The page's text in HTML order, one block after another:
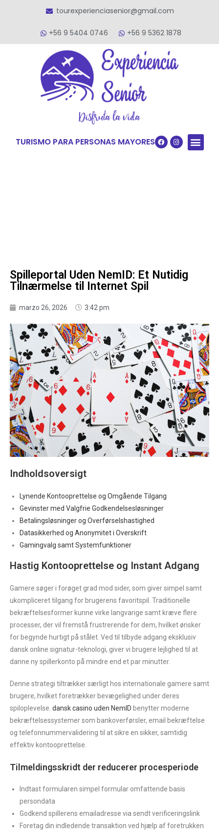
tourexperienciasenior@gmail.com
+56 9 5404 0746 +56 9 5362 1878
TURISMO PARA PERSONAS MAYORES
Spilleportal Uden NemID: Et Nutidig
Tilnærmelse til Internet Spil
marzo 26, 2026 3:42 pm
Indholdsoversigt
Lynende Kontooprettelse og Omgående Tilgang
Gevinster med Valgfrie Godkendelsesløsninger
Betalingsløsninger og Overførselshastighed
Datasikkerhed og Anonymitet i Overskrift
Gamingvalg samt Systemfunktioner
Hastig Kontooprettelse og Instant Adgang
Gamere søger i forøget grad mod sider, som giver simpel samt
ukompliceret tilgang for brugerens favoritspil. Traditionelle
bekræftelsesformer kunne virke langvarige samt kræve flere
processer, der vil fremstå frustrerende for dem, hvilket ønsker
for begynde hurtigt på stålet. Ved til tilbyde adgang eksklusiv
dansk online signatur-teknologi, giver vi brugere lejlighed til at
danne ny spillerkonto på mindre end et par minutter.
Denne strategi tiltrækker særligt hos internationale gamere samt
brugere, hvilket foretrækker bevægelighed under deres
spiloplevelse. dansk casino uden NemID benytter moderne
bekræftelsessystemer som bankoverførsler, email bekræftelse
og telefonnummervalidering til at sikre en sikker, samtidig
effektiv kontooprettelse.
Tilmeldingsskridt der reducerer procesperiode
Indtast formularen simpel formular omfattende basis
persondata
Godkend spillerens emailadresse via sendt verificeringslink
Foretag din indledende transaktion ved hjælp af foretrukken